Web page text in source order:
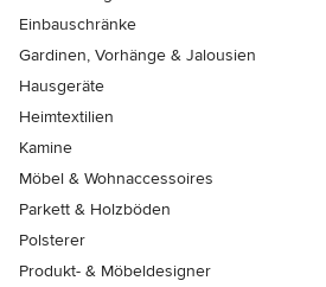
Einbauschränke
Gardinen, Vorhänge & Jalousien
Hausgeräte
Heimtextilien
Kamine
Möbel & Wohnaccessoires
Parkett & Holzböden
Polsterer
Produkt- & Möbeldesigner